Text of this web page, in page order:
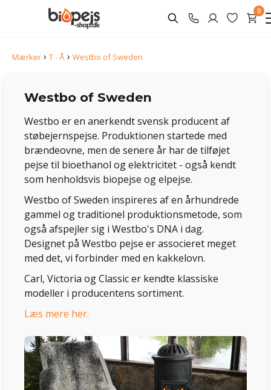
0
Mærker › T - Å › Westbo of Sweden
Westbo of Sweden
Westbo er en anerkendt svensk producent af
støbejernspejse. Produktionen startede med
brændeovne, men de senere år har de tilføjet
pejse til bioethanol og elektricitet - også kendt
som henholdsvis biopejse og elpejse.
Westbo of Sweden inspireres af en århundrede
gammel og traditionel produktionsmetode, som
også afspejler sig i Westbo's DNA i dag.
Designet på Westbo pejse er associeret meget
med det, vi forbinder med en kakkelovn.
Carl, Victoria og Classic er kendte klassiske
modeller i producentens sortiment.
Læs mere her.